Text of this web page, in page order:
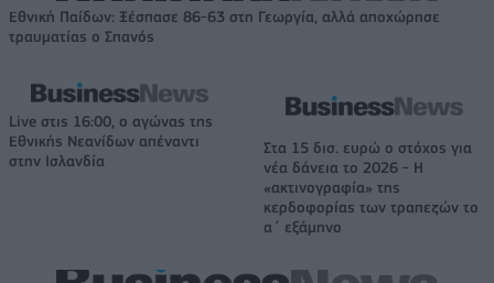
Εθνική Παίδων: Ξέσπασε 86-63 στη Γεωργία, αλλά αποχώρησε
τραυματίας ο Σπανός
Live στις 16:00, ο αγώνας της
Εθνικής Νεανίδων απέναντι
στην Ισλανδία
Στα 15 δισ. ευρώ ο στόχος για
νέα δάνεια το 2026 - Η
«ακτινογραφία» της
κερδοφορίας των τραπεζών το
α΄ εξάμηνο